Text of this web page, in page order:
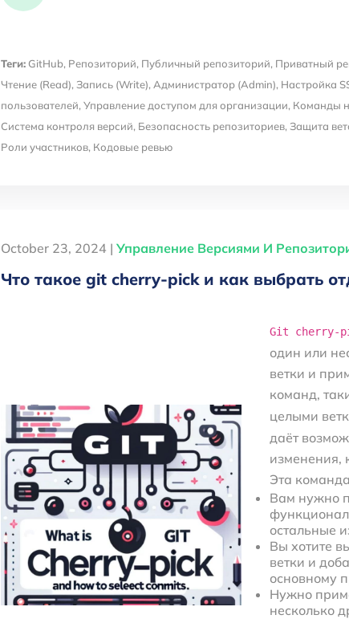
Теги: GitHub, Репозиторий, Публичный репозиторий, Приватный
Чтение (Read), Запись (Write), Администратор (Admin), Настройка
пользователей, Управление доступом для организации, Команды
Система контроля версий, Безопасность репозиториев, Защита
Роли участников, Кодовые ревью
October 23, 2024 | Управление Версиями И
Что такое git cherry-pick и как выбрать
Git cherry-
один или
ветки и
команд,
целыми
даёт
изменения,
Эта
Вам нужно
функционал
остальные
Вы хотите
ветки и
основному
Нужно
несколько